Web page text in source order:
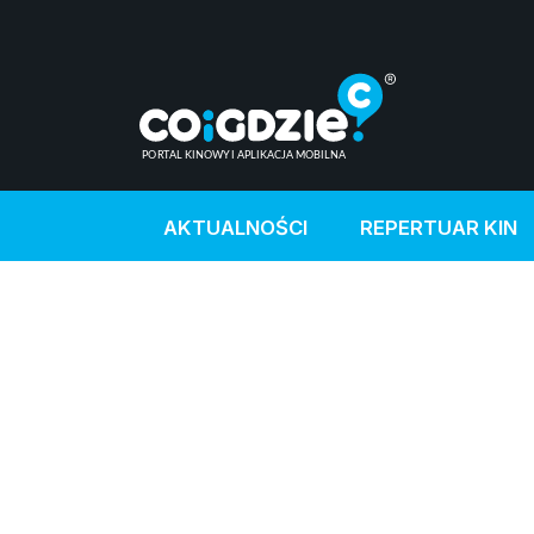
AKTUALNOŚCI REPERTUAR KIN